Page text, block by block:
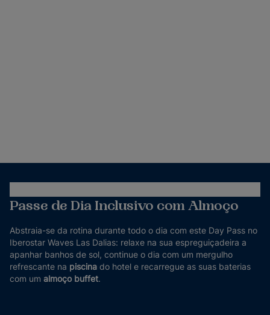
Passe de Dia Inclusivo com Almoço
Abstraia-se da rotina durante todo o dia com este Day Pass no
Iberostar Waves Las Dalias: relaxe na sua espreguiçadeira a
apanhar banhos de sol, continue o dia com um mergulho
refrescante na piscina do hotel e recarregue as suas baterias
com um almoço buffet.